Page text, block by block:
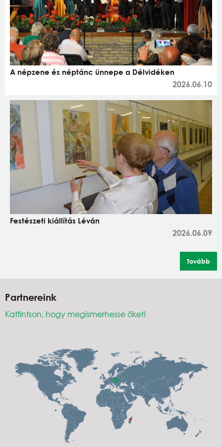
A népzene és néptánc ünnepe a Délvidéken
2026.06.10
Festészeti kiállítás Léván
2026.06.09
Tovább
Partnereink
Kattintson, hogy megismerhesse őket!